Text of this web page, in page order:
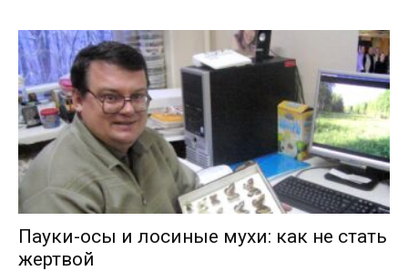
Пауки-осы и лосиные мухи: как не стать
жертвой